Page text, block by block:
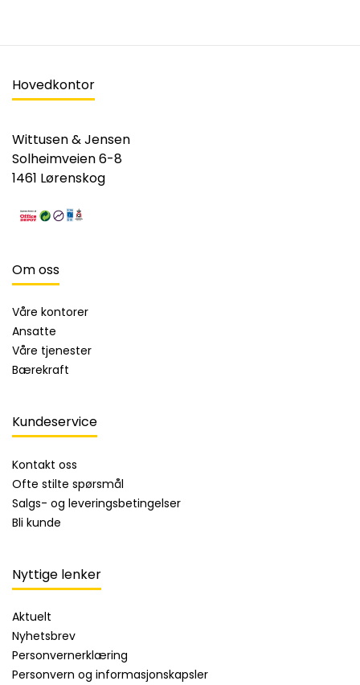
Hovedkontor
Wittusen & Jensen
Solheimveien 6-8
1461 Lørenskog
Om oss
Våre kontorer
Ansatte
Våre tjenester
Bærekraft
Kundeservice
Kontakt oss
Ofte stilte spørsmål
Salgs- og leveringsbetingelser
Bli kunde
Nyttige lenker
Aktuelt
Nyhetsbrev
Personvernerklæring
Personvern og informasjonskapsler